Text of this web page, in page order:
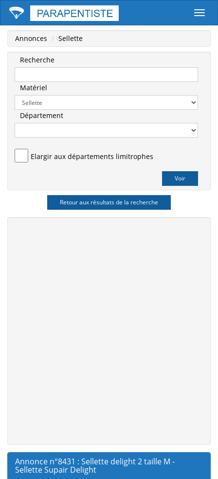
Annonces Sellette
Recherche
Matériel
Département
Elargir aux départements limitrophes
Retour aux résultats de la recherche
Annonce n°8431 : Sellette delight 2 taille M -
Sellette Supair Delight